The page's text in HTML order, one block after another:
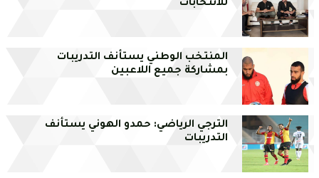
للانتخابات
المنتخب الوطني يستأنف التدريبات
بمشاركة جميع اللاعبين
الترجي الرياضي: حمدو الهوني يستأنف
التدريبات